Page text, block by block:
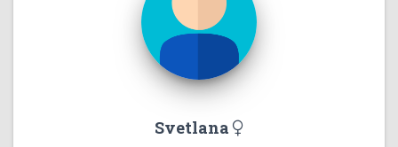
Svetlana